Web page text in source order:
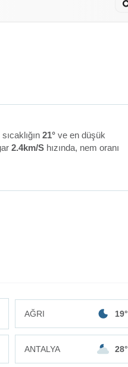
21°ve en düşük
2.4km/Shızında, nem oranı
AĞRI 19°
ANTALYA 28°